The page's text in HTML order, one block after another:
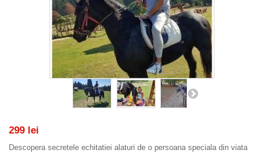
299 lei
Descopera secretele echitatiei alaturi de o persoana speciala din viata